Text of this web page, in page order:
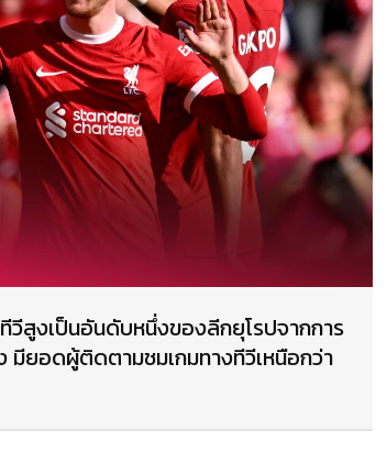
สูงเป็นอันดับหนึ่งของลีกยุโรปจากการ
ยอดผู้ติดตามชมเกมทางทีวีเหนือกว่า